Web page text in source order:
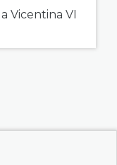
Vicentina VI